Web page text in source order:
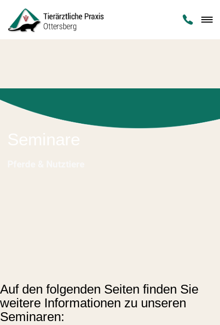

Seminare
Auf den folgenden Seiten finden Sie
weitere Informationen zu unseren
Seminaren: